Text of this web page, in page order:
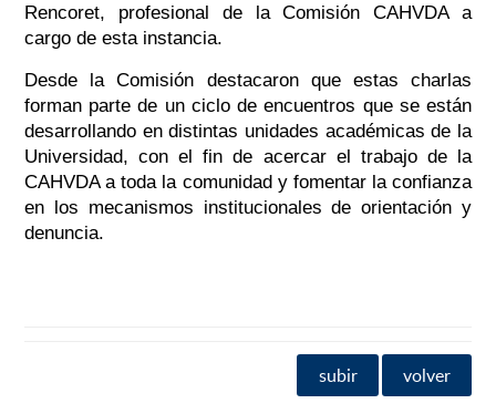
Rencoret, profesional de la Comisión CAHVDA a
cargo de esta instancia.
Desde la Comisión destacaron que estas charlas
forman parte de un ciclo de encuentros que se están
desarrollando en distintas unidades académicas de la
Universidad, con el fin de acercar el trabajo de la
CAHVDA a toda la comunidad y fomentar la confianza
en los mecanismos institucionales de orientación y
denuncia.
subir volver